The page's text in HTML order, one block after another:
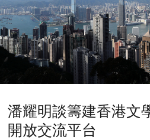
潘耀明談籌建香港文
開放交流平台